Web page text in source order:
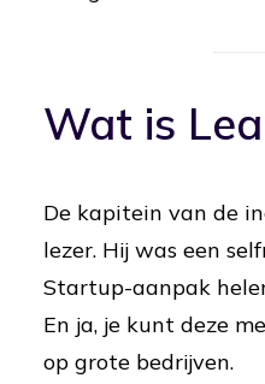
Wat is
De kapitein van de
lezer. Hij was een
Startup-aanpak
En ja, je kunt deze
op grote bedrijven.